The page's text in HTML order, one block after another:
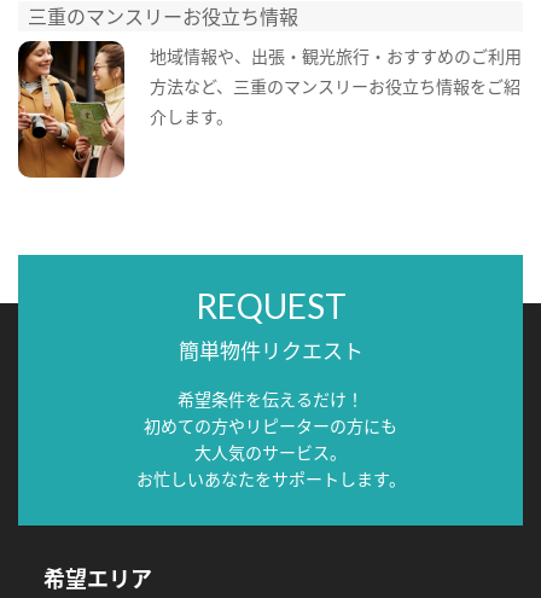
三重のマンスリーお役立ち情報
地域情報や、出張・観光旅行・おすすめのご利用
方法など、三重のマンスリーお役立ち情報をご紹
介します。
REQUEST
簡単物件リクエスト
希望条件を伝えるだけ！
初めての方やリピーターの方にも
大人気のサービス。
お忙しいあなたをサポートします。
希望エリア